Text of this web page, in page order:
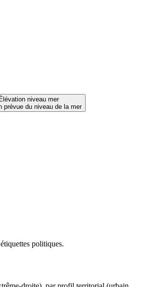
Élévation niveau mer
prévue du niveau de la mer
politiques.